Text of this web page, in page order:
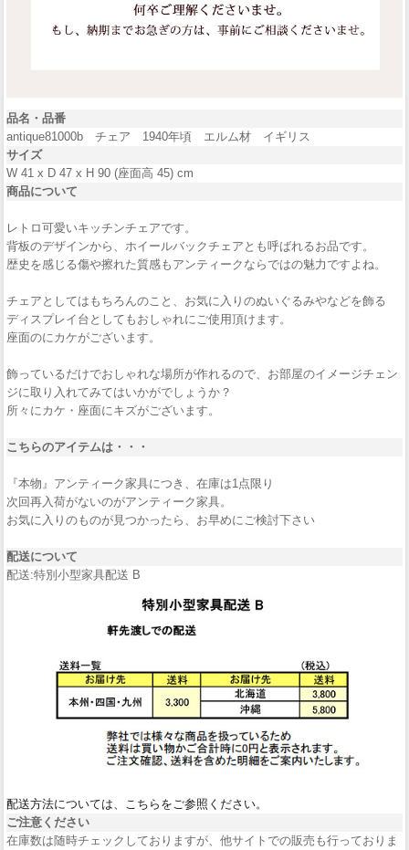
品名・品番
antique81000b チェア 1940年頃 エルム材 イギリス
サイズ
W 41 x D 47 x H 90 (座面高 45) cm
商品について
レトロ可愛いキッチンチェアです。
背板のデザインから、ホイールバックチェアとも呼ばれるお品です。
歴史を感じる傷や擦れた質感もアンティークならではの魅力ですよね。
チェアとしてはもちろんのこと、お気に入りのぬいぐるみやなどを飾る
ディスプレイ台としてもおしゃれにご使用頂けます。
座面のにカケがございます。
飾っているだけでおしゃれな場所が作れるので、お部屋のイメージチェン
ジに取り入れてみてはいかがでしょうか？
所々にカケ・座面にキズがございます。
こちらのアイテムは・・・
『本物』アンティーク家具につき、在庫は1点限り
次回再入荷がないのがアンティーク家具。
お気に入りのものが見つかったら、お早めにご検討下さい
配送について
配送:特別小型家具配送 B
配送方法については、こちらをご参照ください。
ご注意ください
在庫数は随時チェックしておりますが、他サイトでの販売も行っておりま